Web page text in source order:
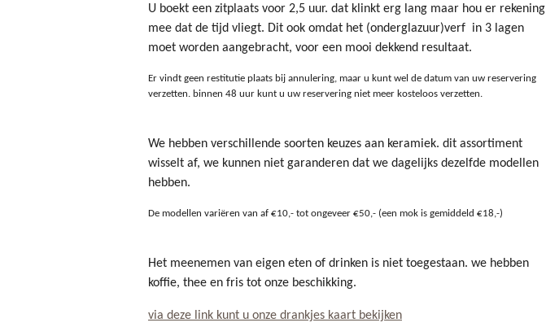
U boekt een zitplaats voor 2,5 uur. dat klinkt erg lang maar hou er rekening
mee dat de tijd vliegt. Dit ook omdat het (onderglazuur)verf in 3 lagen
moet worden aangebracht, voor een mooi dekkend resultaat.
Er vindt geen restitutie plaats bij annulering, maar u kunt wel de datum van uw reservering
verzetten. binnen 48 uur kunt u uw reservering niet meer kosteloos verzetten.
We hebben verschillende soorten keuzes aan keramiek. dit assortiment
wisselt af, we kunnen niet garanderen dat we dagelijks dezelfde modellen
hebben.
De modellen variëren van af €10,- tot ongeveer €50,- (een mok is gemiddeld €18,-)
Het meenemen van eigen eten of drinken is niet toegestaan. we hebben
koffie, thee en fris tot onze beschikking.
via deze link kunt u onze drankjes kaart bekijken